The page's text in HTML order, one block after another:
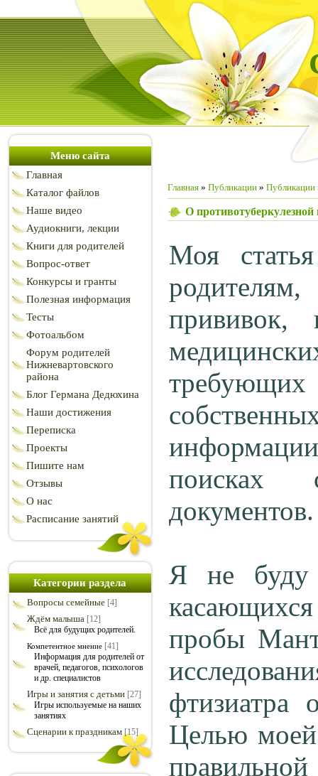
Меню сайта
Главная
Каталог файлов
Наше видео
Аудиокниги, лекции
Книги для родителей
Вопрос-ответ
Конкурсы и гранты
Полезная информация
Тесты
Фотоальбом
Форум родителей
Нижневартовского
района
Блог Германа Дедюхина
Наши достижения
Переписка
Проекты
Пишите нам
Отзывы
О нас
Расписание занятий
Категории раздела
Вопросы семейные [4]
Ждём малыша [12]
Всё для будущих родителей.
Компетентное мнение [41]
Информация для родителей от
врачей, педагогов, психологов
и др. специалистов
Игры и занятия с детьми [27]
Игры используемые на наших
занятиях
Сценарии к праздникам [15]
Главная » Публикации » Публикации
О
Моя
родителям,
требующих
поисках
Я не буду
пробы
фтизиатра
Целью моей